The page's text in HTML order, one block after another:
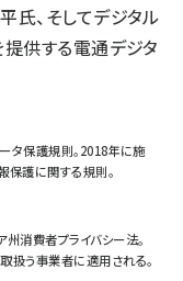
氏、そしてデジタル
提供する電通デジタ
保護規則。2018年に施
保護に関する規則。
費者プライバシー法。
扱う事業者に適用される。